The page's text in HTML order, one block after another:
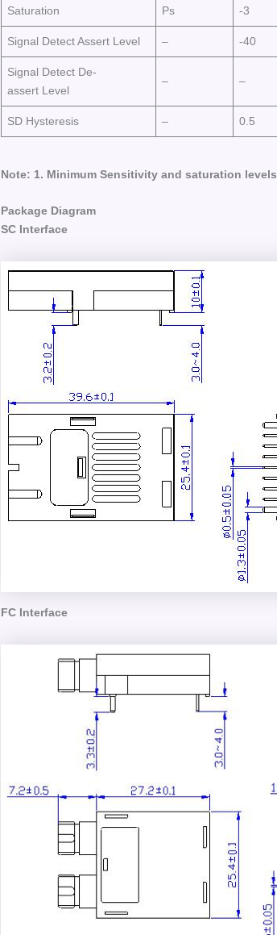
Saturation Ps -3
Signal Detect Assert Level – -40
Signal Detect De-
assert Level
– –
SD Hysteresis – 0.5
Note: 1. Minimum Sensitivity and saturation levels
Package Diagram
SC Interface
FC Interface